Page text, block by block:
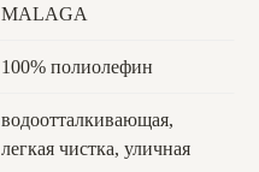
MALAGA
100% полиолефин
водоотталкивающая,
легкая чистка, уличная